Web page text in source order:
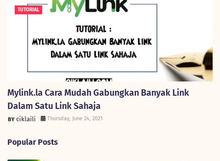
TUTORIAL
Mylink.la Cara Mudah Gabungkan Banyak Link
Dalam Satu Link Sahaja
ciklaili Thursday, June 24, 2021
Popular Posts